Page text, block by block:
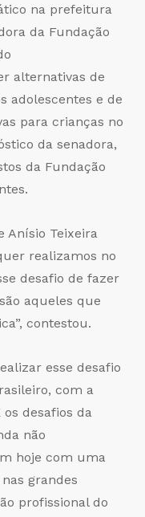
na prefeitura
da Fundação
alternativas de
adolescentes e de
para crianças no
da senadora,
da Fundação
Anísio Teixeira
realizamos no
desafio de fazer
aqueles que
contestou.
esse desafio
com a
desafios da
não
hoje com uma
grandes
profissional do